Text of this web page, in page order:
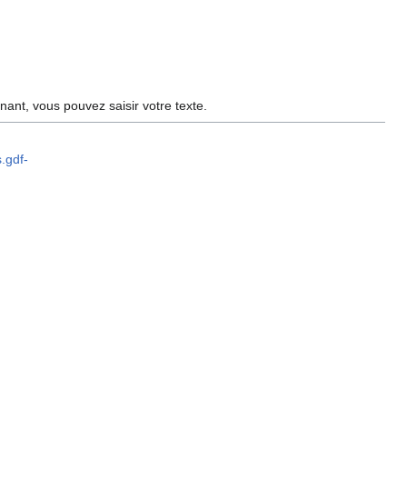
vous pouvez saisir votre texte.